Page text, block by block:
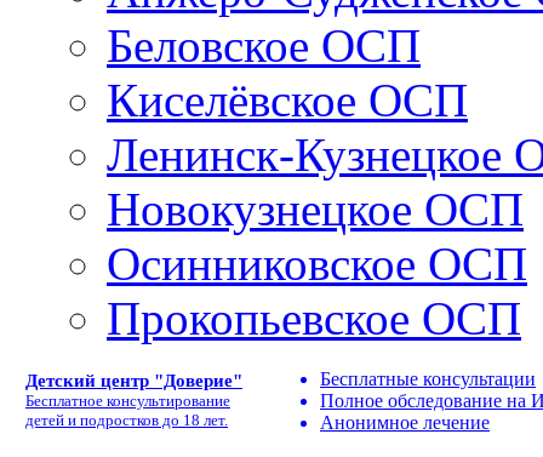
Беловское ОСП
Киселёвское ОСП
Ленинск-Кузнецкое
Новокузнецкое ОСП
Осинниковское ОСП
Прокопьевское ОСП
Детский центр "Доверие"
Бесплатное консультирование
детей и подростков до 18 лет.
Бесплатные консультации
Полное обследование
Анонимное лечение